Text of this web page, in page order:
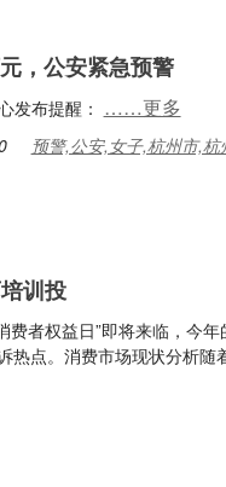
，公安紧急预警
发布提醒： ……更多
预警,公安,女子,杭州市,杭
训投
者权益日”即将来临，今
点。消费市场现状分析随